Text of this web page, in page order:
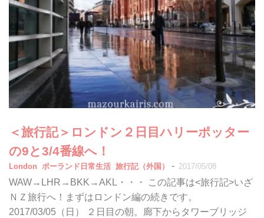
＜旅行記＞ロンドン２日目ハリーポッター
の9と3/4番線へ！
London ポーランド日常生活 旅行記（外国） - 2017/05/08
WAW→LHR→BKK→AKL・・・ この記事は<旅行記>いざ
ＮＺ旅行へ！まずはロンドン編の続きです。
2017/03/05（日） ２日目の朝。廊下からタワーブリッジ